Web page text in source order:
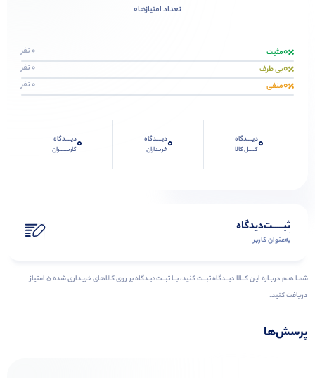
تعداد امتیازها0
0مثبت 0 نفر
0بی طرف 0 نفر
0منفی 0 نفر
0دیــــدگاه
کــــل کالا
0دیــــدگاه
خریداران
0دیــــدگاه
کاربـــــران
ثبـــــت‌دیدگاه
به‌عنوان کاربر
شمـا هـم دربـاره ایـن کــالا دیــدگاه ثبــت کنید، بــا ثبــت‌دیـدگاه بر روی کالاهای خریداری شده ۵ امتیاز
دریافت کنید.
پرسش‌ها